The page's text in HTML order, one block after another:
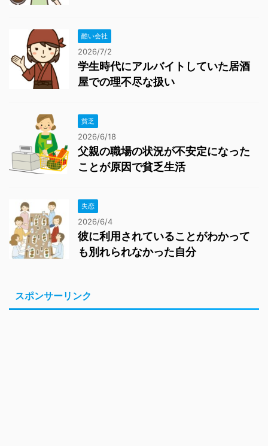
酷い会社
2026/7/2
学生時代にアルバイトしていた居酒
屋での理不尽な扱い
貧乏
2026/6/18
父親の職場の状況が不安定になった
ことが原因で貧乏生活
失恋
2026/6/4
彼に利用されていることがわかって
も別れられなかった自分
スポンサーリンク